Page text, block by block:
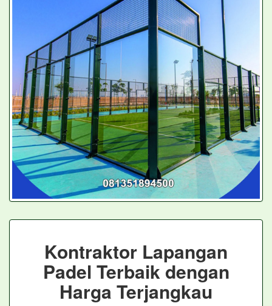
Kontraktor Lapangan
Padel Terbaik dengan
Harga Terjangkau